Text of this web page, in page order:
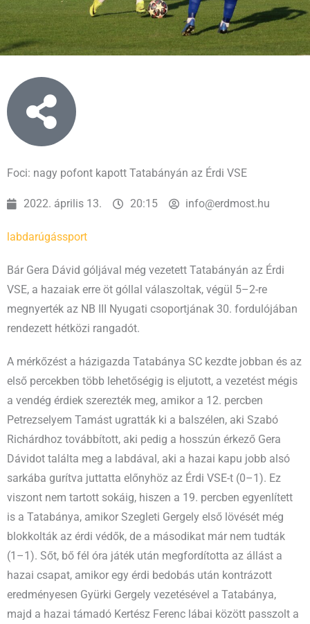
Foci: nagy pofont kapott Tatabányán az Érdi VSE
2022. április 13. 20:15 info@erdmost.hu
labdarúgássport
Bár Gera Dávid góljával még vezetett Tatabányán az Érdi
VSE, a hazaiak erre öt góllal válaszoltak, végül 5–2-re
megnyerték az NB III Nyugati csoportjának 30. fordulójában
rendezett hétközi rangadót.
A mérkőzést a házigazda Tatabánya SC kezdte jobban és az
első percekben több lehetőségig is eljutott, a vezetést mégis
a vendég érdiek szerezték meg, amikor a 12. percben
Petrezselyem Tamást ugratták ki a balszélen, aki Szabó
Richárdhoz továbbított, aki pedig a hosszún érkező Gera
Dávidot találta meg a labdával, aki a hazai kapu jobb alsó
sarkába gurítva juttatta előnyhöz az Érdi VSE-t (0–1). Ez
viszont nem tartott sokáig, hiszen a 19. percben egyenlített
is a Tatabánya, amikor Szegleti Gergely első lövését még
blokkolták az érdi védők, de a másodikat már nem tudták
(1–1). Sőt, bő fél óra játék után megfordította az állást a
hazai csapat, amikor egy érdi bedobás után kontrázott
eredményesen Gyürki Gergely vezetésével a Tatabánya,
majd a hazai támadó Kertész Ferenc lábai között passzolt a